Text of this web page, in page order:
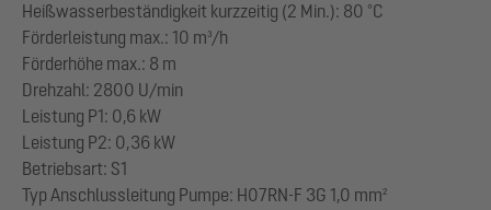
Heißwasserbeständigkeit kurzzeitig (2 Min.): 80 °C
Förderleistung max.: 10 m³/h
Förderhöhe max.: 8 m
Drehzahl: 2800 U/min
Leistung P1: 0,6 kW
Leistung P2: 0,36 kW
Betriebsart: S1
Typ Anschlussleitung Pumpe: H07RN-F 3G 1,0 mm²